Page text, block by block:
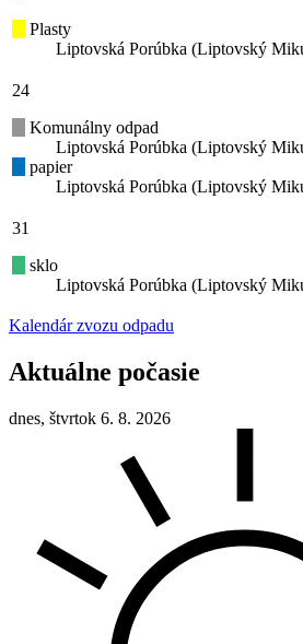
Plasty
Liptovská Porúbka (Liptovský
24
Komunálny odpad
Liptovská Porúbka (Liptovský
papier
Liptovská Porúbka (Liptovský
31
sklo
Liptovská Porúbka (Liptovský
Kalendár zvozu odpadu
Aktuálne počasie
dnes, štvrtok 6. 8. 2026